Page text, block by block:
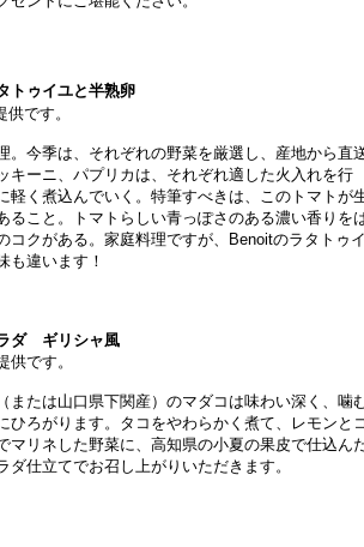
トゥイユと半熟卵
です。
。今季は、それぞれの野菜を厳選し、産地から直
キーニ、パプリカは、それぞれ適した火入れを行
軽く煮込んでいく。特筆すべきは、このトマトが
ること。トマトらしい青っぽさのある濃い香りを
コクがある。家庭料理ですが、Benoitのラタトゥイ
も違います！
ダ ギリシャ風
供です。
または山口県下関産）のマダコは味わい深く、噛
ひろがります。タコをやわらかく煮て、レモンと
マリネした野菜に、高知県の小夏の果皮で仕込ん
ダ仕立てでお召し上がりいただきます。